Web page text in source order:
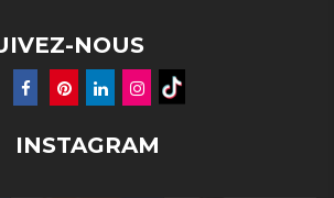
NOUS
INSTAGRAM